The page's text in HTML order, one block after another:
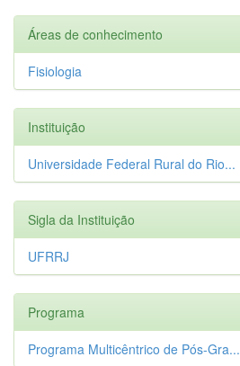
Áreas de conhecimento
Fisiologia
Instituição
Universidade Federal Rural do Rio...
Sigla da Instituição
UFRRJ
Programa
Programa Multicêntrico de Pós-Gra...